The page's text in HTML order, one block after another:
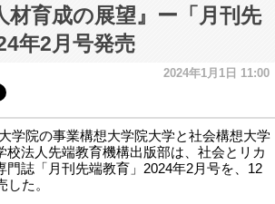
材育成の展望』ー「月刊先
年2月号発売
2024年1月1日 11:00
学院の事業構想大学院大学と社会構想大学
校法人先端教育機構出版部は、社会とリカ
門誌「月刊先端教育」2024年2月号を、12
した。